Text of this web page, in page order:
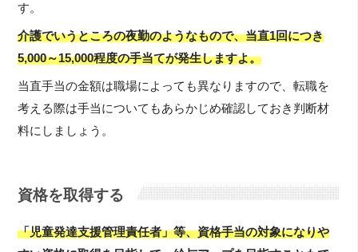
す。
介護でいうところの夜勤のようなもので、当直1回につき
5,000～15,000程度の手当てが発生しますよ。
当直手当の金額は職場によっても異なりますので、転職を
考える際は手当についてもあらかじめ確認しておき判断材
料にしましょう。
資格を取得する
「児童発達支援管理責任者」等、資格手当の対象になりや